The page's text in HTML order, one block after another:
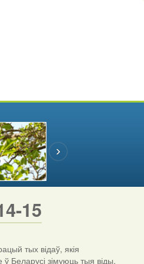
15
тых відаў, якія
Беларусі зімуюць тыя віды,